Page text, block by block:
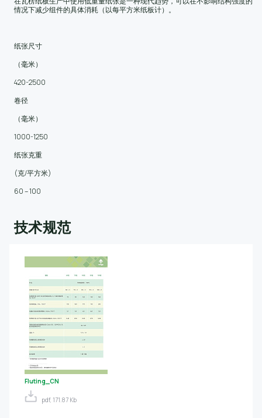
情况下减少组件的具体消耗（以每平方米纸板计）。
纸张尺寸
（毫米）
420-2500
卷径
（毫米）
1000-1250
纸张克重
(克/平方米)
60 – 100
技术规范
Fluting_CN
pdf, 171.87 Kb